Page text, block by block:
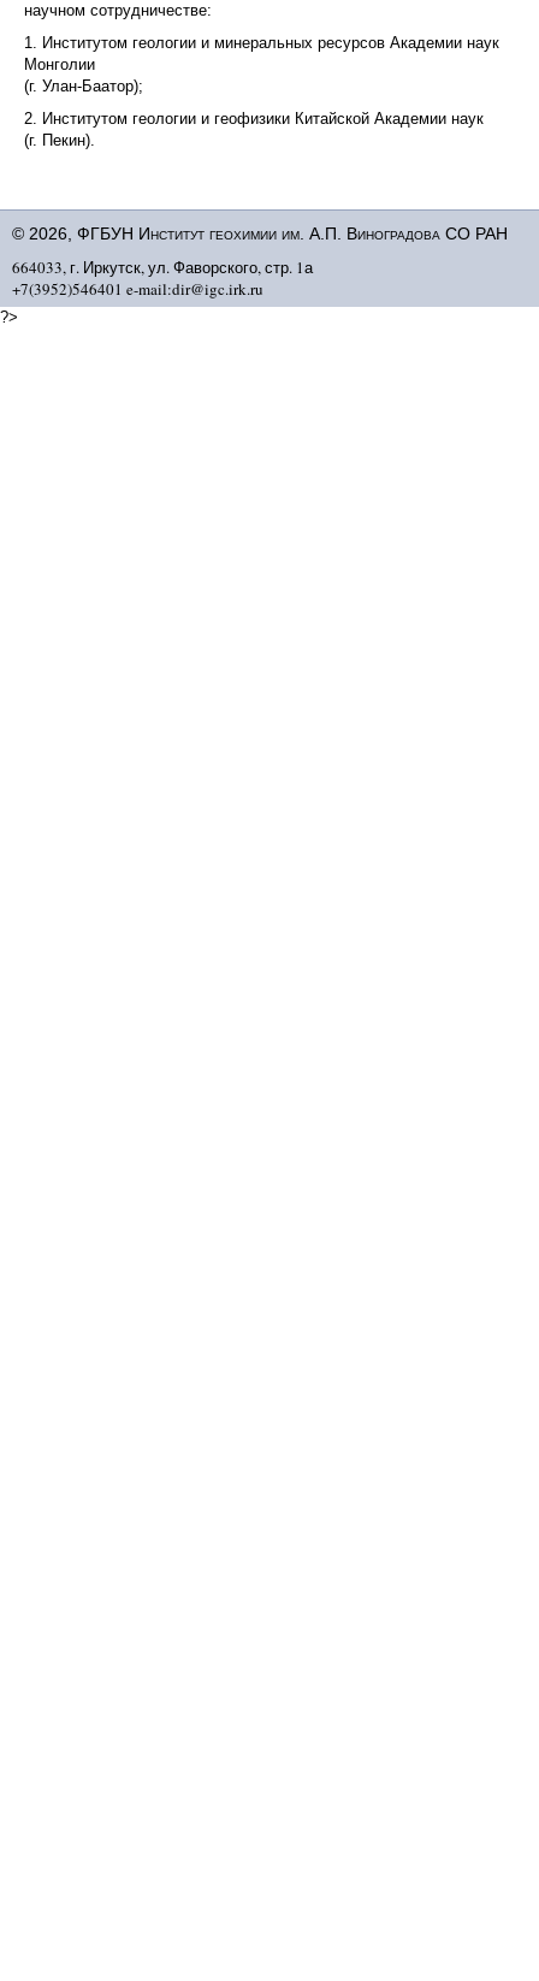
научном сотрудничестве:
1. Институтом геологии и минеральных ресурсов Академии наук
Монголии
(г. Улан-Баатор);
2. Институтом геологии и геофизики Китайской Академии наук
(г. Пекин).
© 2026, ФГБУН Институт геохимии им. А.П. Виноградова СО РАН
664033, г. Иркутск, ул. Фаворского, стр. 1а
+7(3952)546401 e-mail:dir@igc.irk.ru
?>